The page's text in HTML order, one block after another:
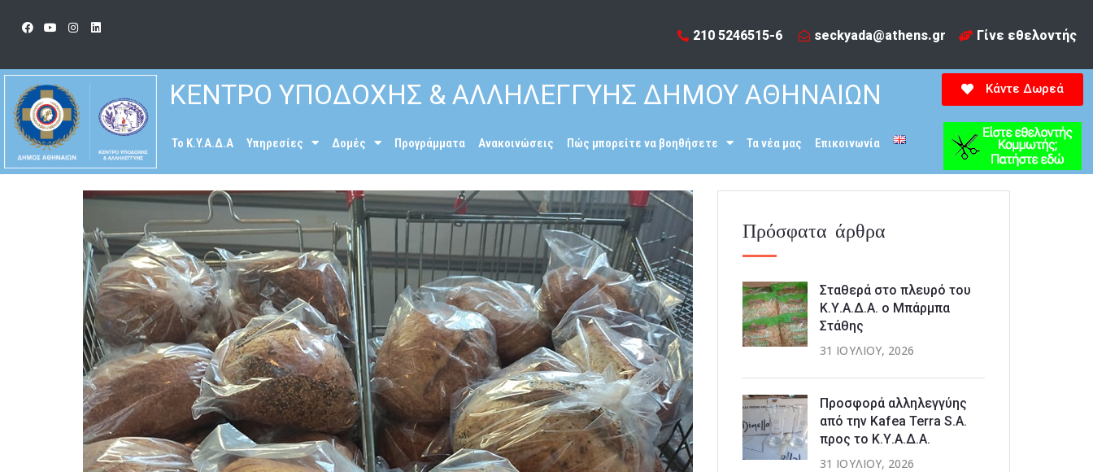
210 5246515-6​ seckyada@athens.gr Γίνε εθελοντής
ΚΕΝΤΡΟ ΥΠΟΔΟΧΗΣ & ΑΛΛΗΛΕΓΓΥΗΣ ΔΗΜΟΥ ΑΘΗΝΑΙΩΝ
To K.Y.A.Δ.Α Υπηρεσίες Δομές Προγράμματα Ανακοινώσεις Πώς μπορείτε να βοηθήσετε Τα νέα μας Επικοινωνία
Κάντε Δωρεά
Πρόσφατα άρθρα
Σταθερά στο πλευρό του
Κ.Υ.Α.Δ.Α. ο Μπάρμπα
Στάθης
31 ΙΟΥΛΊΟΥ, 2026
Προσφορά αλληλεγγύης
από την Kafea Terra S.A.
προς το Κ.Υ.Α.Δ.Α.
31 ΙΟΥΛΊΟΥ, 2026